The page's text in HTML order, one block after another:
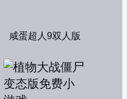
咸蛋超人9双人版